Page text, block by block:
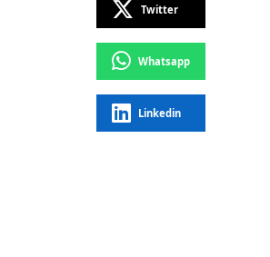
Twitter
Whatsapp
Linkedin